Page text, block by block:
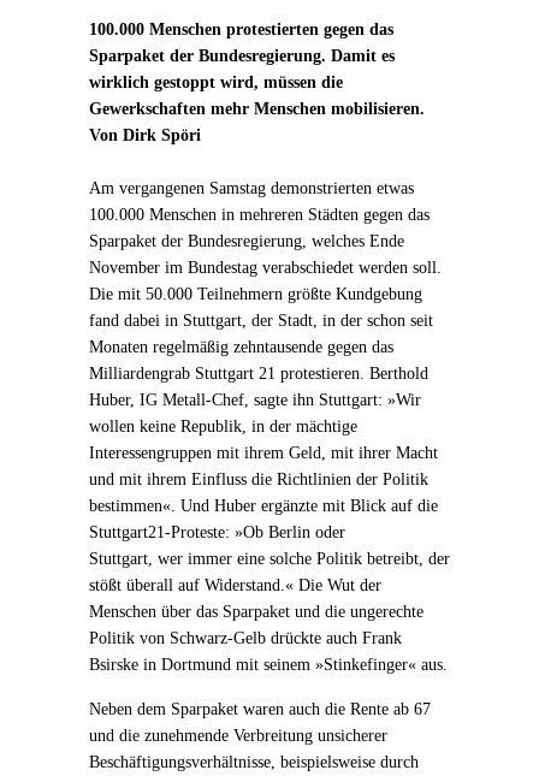
100.000 Menschen protestierten gegen das
Sparpaket der Bundesregierung. Damit es
wirklich gestoppt wird, müssen die
Gewerkschaften mehr Menschen mobilisieren.
Von Dirk Spöri
Am vergangenen Samstag demonstrierten etwas
100.000 Menschen in mehreren Städten gegen das
Sparpaket der Bundesregierung, welches Ende
November im Bundestag verabschiedet werden soll.
Die mit 50.000 Teilnehmern größte Kundgebung
fand dabei in Stuttgart, der Stadt, in der schon seit
Monaten regelmäßig zehntausende gegen das
Milliardengrab Stuttgart 21 protestieren. Berthold
Huber, IG Metall-Chef, sagte ihn Stuttgart: »Wir
wollen keine Republik, in der mächtige
Interessengruppen mit ihrem Geld, mit ihrer Macht
und mit ihrem Einfluss die Richtlinien der Politik
bestimmen«. Und Huber ergänzte mit Blick auf die
Stuttgart21-Proteste: »Ob Berlin oder
Stuttgart, wer immer eine solche Politik betreibt, der
stößt überall auf Widerstand.« Die Wut der
Menschen über das Sparpaket und die ungerechte
Politik von Schwarz-Gelb drückte auch Frank
Bsirske in Dortmund mit seinem »Stinkefinger« aus.
Neben dem Sparpaket waren auch die Rente ab 67
und die zunehmende Verbreitung unsicherer
Beschäftigungsverhältnisse, beispielsweise durch